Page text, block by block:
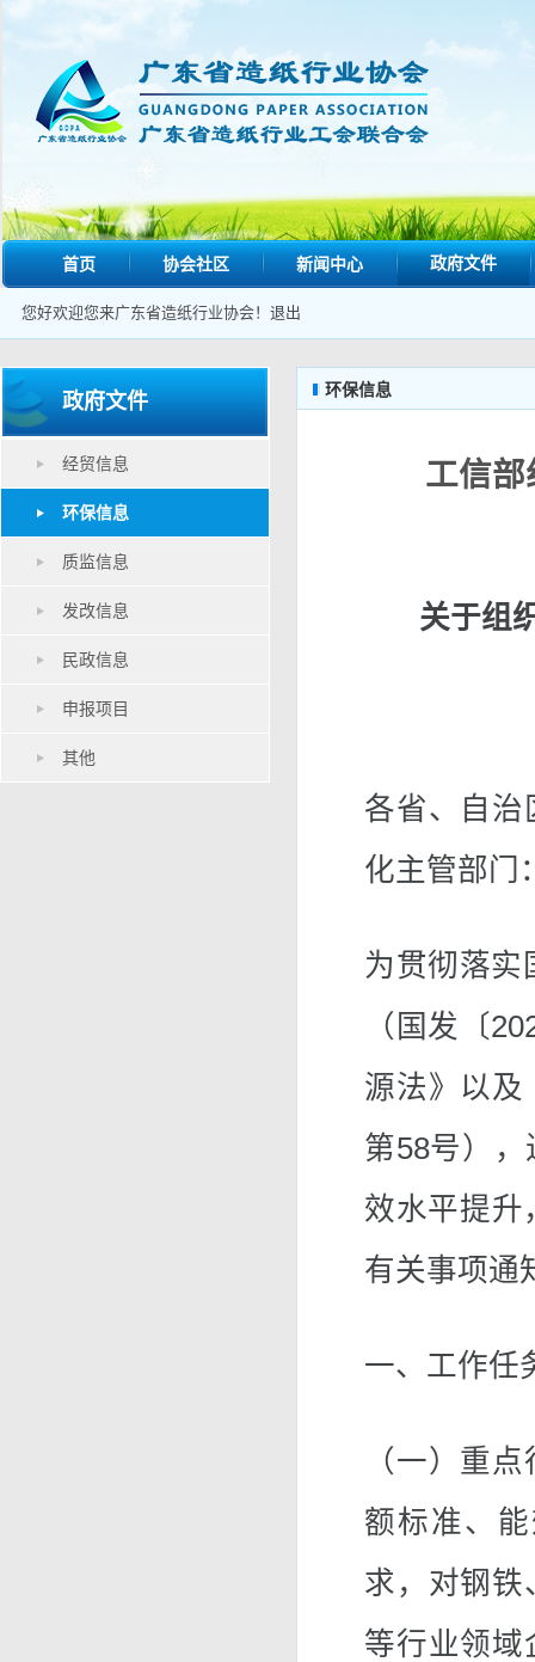
首页 协会社区 新闻中心 政府文件
您好欢迎您来广东省造纸行业协会！ 退出
政府文件
经贸信息
环保信息
质监信息
发改信息
民政信息
申报项目
其他
环保信息
工信
关于组
各省、自治
化主管部门
为贯彻落
（国发〔
源法》以及
第58号）
效水平提升
有关事项通
一、工作任
（一）重
额标准、
求，对钢铁
等行业领域